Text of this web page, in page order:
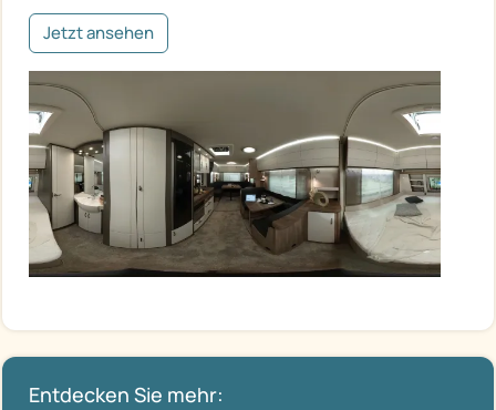
Jetzt ansehen
Entdecken Sie mehr: